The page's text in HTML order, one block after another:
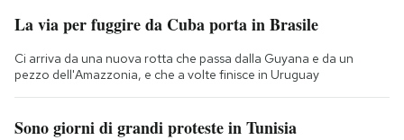
La via per fuggire da Cuba porta in Brasile
Ci arriva da una nuova rotta che passa dalla Guyana e da un
pezzo dell'Amazzonia, e che a volte finisce in Uruguay
Sono giorni di grandi proteste in Tunisia